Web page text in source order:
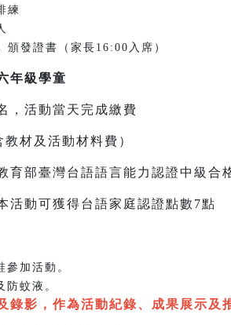
練
發證書（家長16:00入席）
年級學童
，活動當天完成繳費
教材及活動材料費）
育部臺灣台語語言能力認證中級合
活動可獲得台語家庭認證點數7點
加活動。
蚊液。
錄影，作為活動紀錄、成果展示及